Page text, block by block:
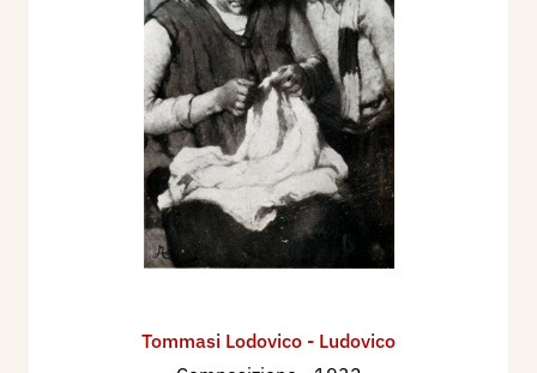
1910 - Guido Marangoni, Note critiche sulla
Esposizione Internazionale d'Arte in Venezia.
Arte Italiana: Romani, Toscani e Triestini. Milano,
Natura ed Arte, anno XIX, n. 15, 5 luglio, pp.
149/160 + tavv. f.t. (153, 155).
1915 - Secessione, Terza Esposizione
Internazionale d’Arte, catalogo, Roma, p. 41.
1929 - Sindacato Fascista Toscano Belle Arti -
Firenze, p. 18.Tommasi Lodovico - Ludovico